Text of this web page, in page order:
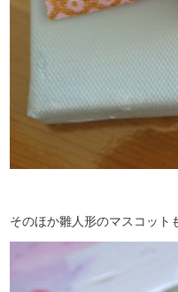
そのほか雛人形のマスコット